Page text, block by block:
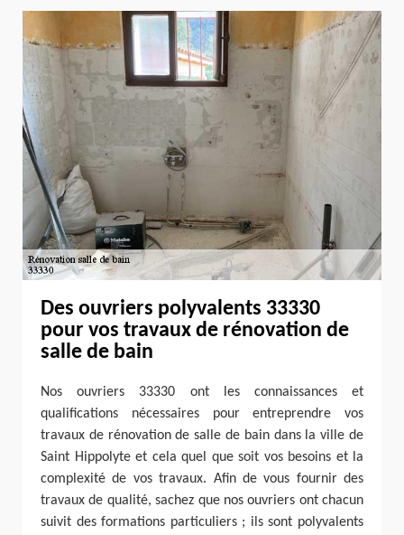
Des ouvriers polyvalents 33330
pour vos travaux de rénovation de
salle de bain
Nos ouvriers 33330 ont les connaissances et
qualifications nécessaires pour entreprendre vos
travaux de rénovation de salle de bain dans la ville de
Saint Hippolyte et cela quel que soit vos besoins et la
complexité de vos travaux. Afin de vous fournir des
travaux de qualité, sachez que nos ouvriers ont chacun
suivit des formations particuliers ; ils sont polyvalents